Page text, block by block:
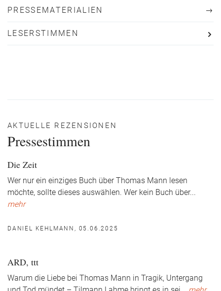
PRESSEMATERIALIEN
LESERSTIMMEN
AKTUELLE REZENSIONEN
Pressestimmen
Die Zeit
Wer nur ein einziges Buch über Thomas Mann lesen
möchte, sollte dieses auswählen. Wer kein Buch über...
mehr
DANIEL KEHLMANN, 05.06.2025
ARD, ttt
Warum die Liebe bei Thomas Mann in Tragik, Untergang